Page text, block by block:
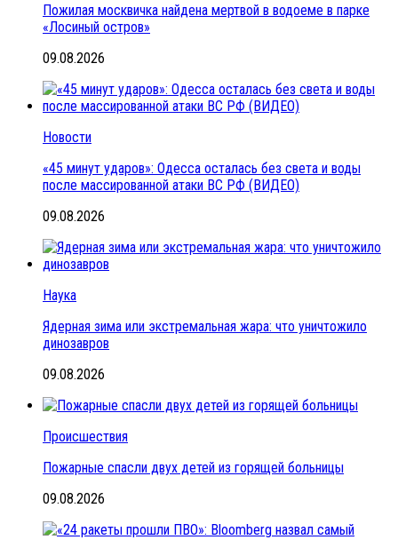
Пожилая москвичка найдена мертвой в водоеме в парке
«Лосиный остров»
09.08.2026
Новости
«45 минут ударов»: Одесса осталась без света и воды
после массированной атаки ВС РФ (ВИДЕО)
09.08.2026
Наука
Ядерная зима или экстремальная жара: что уничтожило
динозавров
09.08.2026
Происшествия
Пожарные спасли двух детей из горящей больницы
09.08.2026